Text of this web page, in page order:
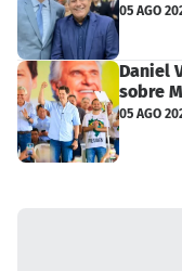
05 AGO
Daniel
sobre
05 AGO